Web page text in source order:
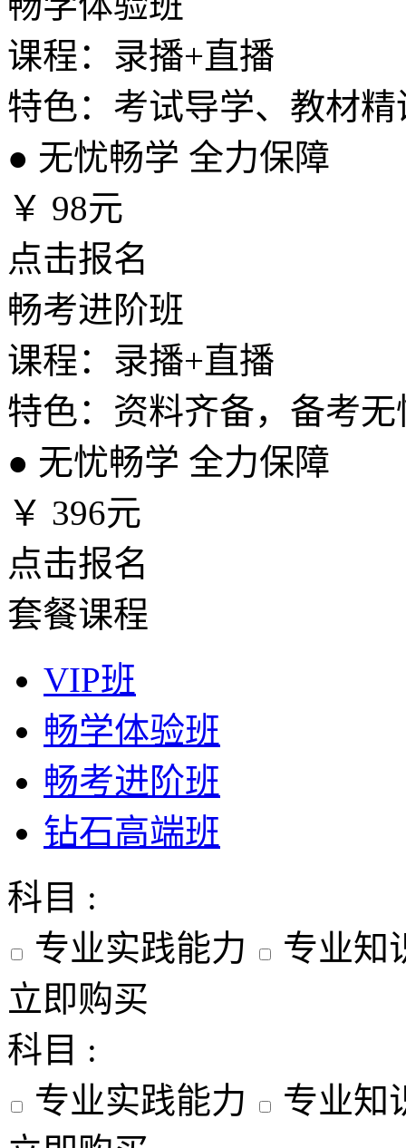
课程：录播+直播
特色：考试导学、教材
● 无忧畅学 全力保障
￥ 98元
点击报名
畅考进阶班
课程：录播+直播
特色：资料齐备，备考无
● 无忧畅学 全力保障
￥ 396元
点击报名
套餐课程
VIP班
畅学体验班
畅考进阶班
钻石高端班
科目 :
专业实践能力
专业知
立即购买
科目 :
专业实践能力
专业知